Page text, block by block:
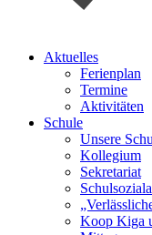
Aktuelles
Ferienplan
Termine
Aktivitäten
Schule
Unsere
Kollegium
Sekretariat
Koop Kiga